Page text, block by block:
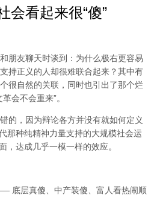
会看起来很“傻”
和朋友聊天时谈到：为什么极右更容易
持正义的人却很难联合起来？其中有
很自然的关联，同时也引出了那个烂
会不会重来”。
的，因为辩论各方并没有就如何定义
那种纯精神力量支持的大规模社会运
达成几乎一模一样的效应。
底层真傻、中产装傻、富人看热闹顺